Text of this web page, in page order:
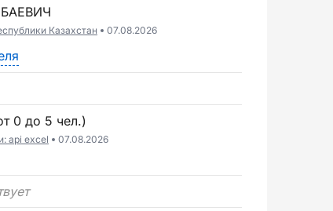
Казахстан 07.08.2026
0 до 5 чел.)
api excel 07.08.2026